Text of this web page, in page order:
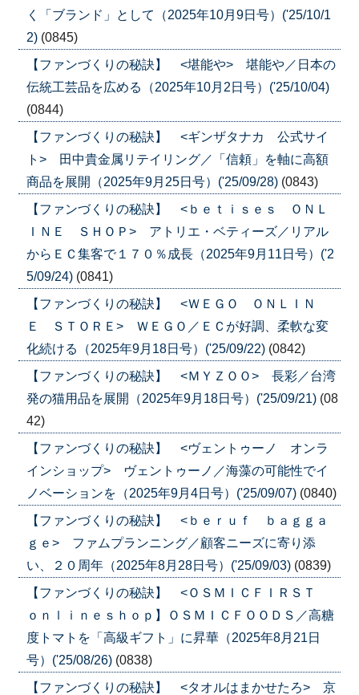
く「ブランド」として（2025年10月9日号）('25/10/1
2) (0845)
【ファンづくりの秘訣】 <堪能や> 堪能や／日本の
伝統工芸品を広める（2025年10月2日号）('25/10/04)
(0844)
【ファンづくりの秘訣】 <ギンザタナカ 公式サイ
ト> 田中貴金属リテイリング／「信頼」を軸に高額
商品を展開（2025年9月25日号）('25/09/28) (0843)
【ファンづくりの秘訣】 <ｂｅｔｉｓｅｓ ＯＮＬ
ＩＮＥ ＳＨＯＰ> アトリエ・ベティーズ／リアル
からＥＣ集客で１７０％成長（2025年9月11日号）('2
5/09/24) (0841)
【ファンづくりの秘訣】 <ＷＥＧＯ ＯＮＬＩＮ
Ｅ ＳＴＯＲＥ> ＷＥＧＯ／ＥＣが好調、柔軟な変
化続ける（2025年9月18日号）('25/09/22) (0842)
【ファンづくりの秘訣】 <ＭＹＺＯＯ> 長彩／台湾
発の猫用品を展開（2025年9月18日号）('25/09/21) (08
42)
【ファンづくりの秘訣】 <ヴェントゥーノ オンラ
インショップ> ヴェントゥーノ／海藻の可能性でイ
ノベーションを（2025年9月4日号）('25/09/07) (0840)
【ファンづくりの秘訣】 <ｂｅｒｕｆ ｂａｇｇａ
ｇｅ> ファムプランニング／顧客ニーズに寄り添
い、２０周年（2025年8月28日号）('25/09/03) (0839)
【ファンづくりの秘訣】 <ＯＳＭＩＣＦＩＲＳＴ
ｏｎｌｉｎｅｓｈｏｐ】ＯＳＭＩＣＦＯＯＤＳ／高糖
度トマトを「高級ギフト」に昇華（2025年8月21日
号）('25/08/26) (0838)
【ファンづくりの秘訣】 <タオルはまかせたろ> 京